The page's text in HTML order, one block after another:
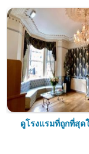
ดูโรงแรมที่ถูกที่สุ